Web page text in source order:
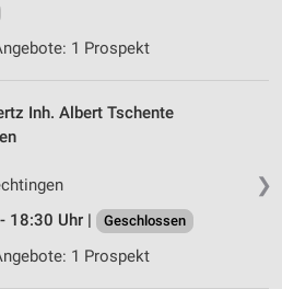
1 Prospekt
❯
Inh. Albert Tschente
18:30 Uhr |
Geschlossen
1 Prospekt
Statistiken oder
zur Auswahl von